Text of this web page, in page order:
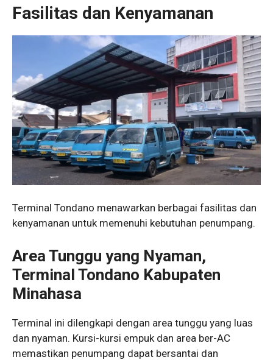
Fasilitas dan Kenyamanan
Terminal Tondano menawarkan berbagai fasilitas dan
kenyamanan untuk memenuhi kebutuhan penumpang.
Area Tunggu yang Nyaman,
Terminal Tondano Kabupaten
Minahasa
Terminal ini dilengkapi dengan area tunggu yang luas
dan nyaman. Kursi-kursi empuk dan area ber-AC
memastikan penumpang dapat bersantai dan